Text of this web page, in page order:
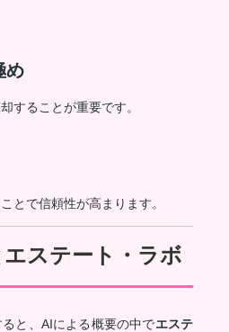
め
することが重要です。
とで信頼性が高まります。
ステート・ラボ
ると、AIによる概要の中でエステ